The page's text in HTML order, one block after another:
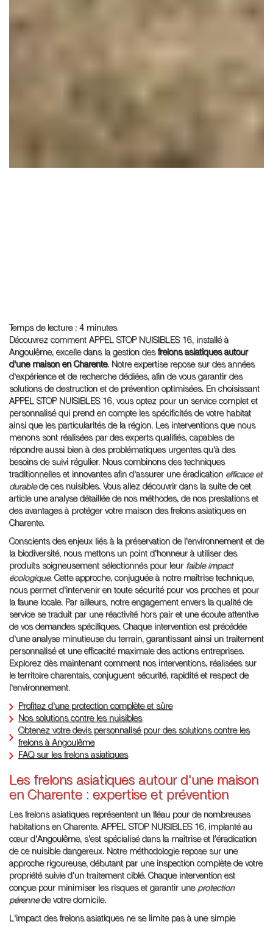
Temps de lecture : 4 minutes
Découvrez comment APPEL STOP NUISIBLES 16, installé à
Angoulême, excelle dans la gestion desfrelons asiatiques autour
d'une maison en Charente. Notre expertise repose sur des années
d'expérience et de recherche dédiées, afin de vous garantir des
solutions de destruction et de prévention optimisées. En choisissant
APPEL STOP NUISIBLES 16, vous optez pour un service complet et
personnalisé qui prend en compte les spécificités de votre habitat
ainsi que les particularités de la région. Les interventions que nous
menons sont réalisées par des experts qualifiés, capables de
répondre aussi bien à des problématiques urgentes qu'à des
besoins de suivi régulier. Nous combinons des techniques
traditionnelles et innovantes afin d'assurer une éradication efficace et
durablede ces nuisibles. Vous allez découvrir dans la suite de cet
article une analyse détaillée de nos méthodes, de nos prestations et
des avantages à protéger votre maison des frelons asiatiques en
Charente.
Conscients des enjeux liés à la préservation de l'environnement et de
la biodiversité, nous mettons un point d'honneur à utiliser des
produits soigneusement sélectionnés pour leur faible impact
écologique. Cette approche, conjuguée à notre maîtrise technique,
nous permet d'intervenir en toute sécurité pour vos proches et pour
la faune locale. Par ailleurs, notre engagement envers la qualité de
service se traduit par une réactivité hors pair et une écoute attentive
de vos demandes spécifiques. Chaque intervention est précédée
d'une analyse minutieuse du terrain, garantissant ainsi un traitement
personnalisé et une efficacité maximale des actions entreprises.
Explorez dès maintenant comment nos interventions, réalisées sur
le territoire charentais, conjuguent sécurité, rapidité et respect de
l'environnement.
Profitez d'une protection complète et sûre
Nos solutions contre les nuisibles
Obtenez votre devis personnalisé pour des solutions contre les
frelons à Angoulême
FAQ sur les frelons asiatiques
Les frelons asiatiques autour d'une maison
en Charente : expertise et prévention
Les frelons asiatiques représentent un fléau pour de nombreuses
habitations en Charente. APPEL STOP NUISIBLES 16, implanté au
cœur d'Angoulême, s'est spécialisé dans la maîtrise et l'éradication
de ce nuisible dangereux. Notre méthodologie repose sur une
approche rigoureuse, débutant par une inspection complète de votre
propriété suivie d'un traitement ciblé. Chaque intervention est
conçue pour minimiser les risques et garantir une protection
pérennede votre domicile.
L'impact des frelons asiatiques ne se limite pas à une simple